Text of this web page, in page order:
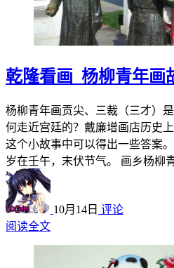
乾隆看画_杨柳青年画
杨柳青年画贡尖、三裁（三才）
何走近宫廷的？戴廉增画店历史
这个小故事中可以得出一些答案
岁在壬午，末伏节气。 画乡杨柳
10月14日 评论
阅读全文